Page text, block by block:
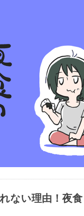
ない理由！夜食